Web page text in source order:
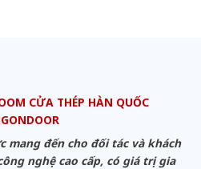
CỬA THÉP HÀN QUỐC
mang đến cho đối tác và khách
nghệ cao cấp, có giá trị gia